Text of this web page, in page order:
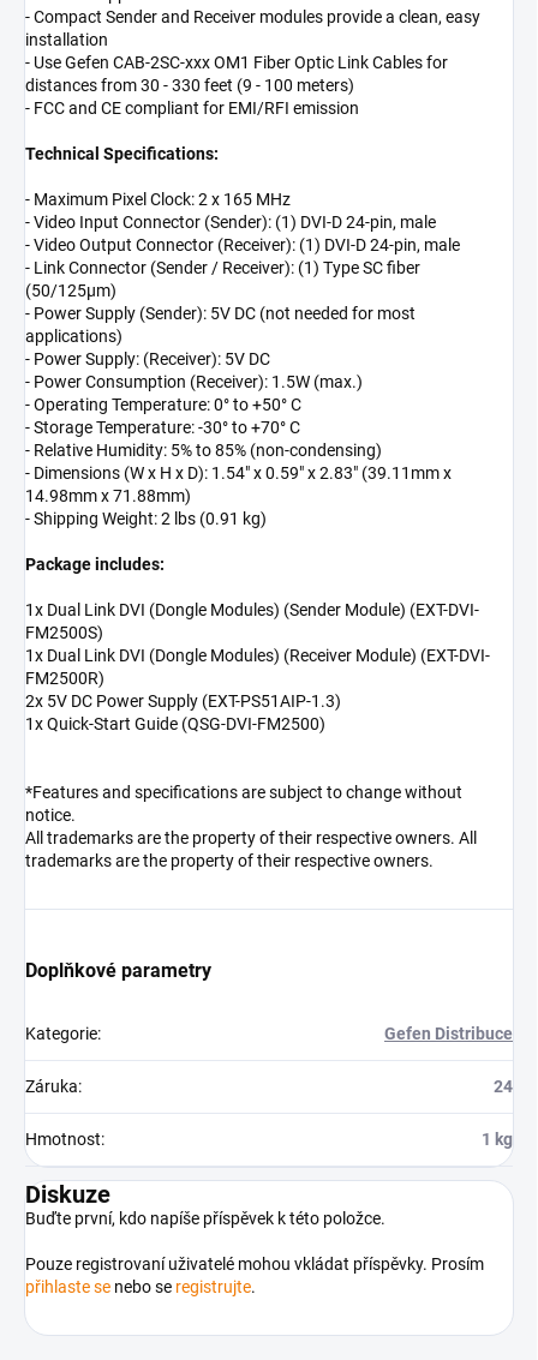
- Compact Sender and Receiver modules provide a clean, easy
installation
- Use Gefen CAB-2SC-xxx OM1 Fiber Optic Link Cables for
distances from 30 - 330 feet (9 - 100 meters)
- FCC and CE compliant for EMI/RFI emission
Technical Specifications:
- Maximum Pixel Clock: 2 x 165 MHz
- Video Input Connector (Sender): (1) DVI-D 24-pin, male
- Video Output Connector (Receiver): (1) DVI-D 24-pin, male
- Link Connector (Sender / Receiver): (1) Type SC fiber
(50/125µm)
- Power Supply (Sender): 5V DC (not needed for most
applications)
- Power Supply: (Receiver): 5V DC
- Power Consumption (Receiver): 1.5W (max.)
- Operating Temperature: 0° to +50° C
- Storage Temperature: -30° to +70° C
- Relative Humidity: 5% to 85% (non-condensing)
- Dimensions (W x H x D): 1.54" x 0.59" x 2.83" (39.11mm x
14.98mm x 71.88mm)
- Shipping Weight: 2 lbs (0.91 kg)
Package includes:
1x Dual Link DVI (Dongle Modules) (Sender Module) (EXT-DVI-
FM2500S)
1x Dual Link DVI (Dongle Modules) (Receiver Module) (EXT-DVI-
FM2500R)
2x 5V DC Power Supply (EXT-PS51AIP-1.3)
1x Quick-Start Guide (QSG-DVI-FM2500)
*Features and specifications are subject to change without
notice.
All trademarks are the property of their respective owners. All
trademarks are the property of their respective owners.
Doplňkové parametry
Kategorie: Gefen Distribuce
Záruka: 24
Hmotnost: 1 kg
Diskuze
Buďte první, kdo napíše příspěvek k této položce.
Pouze registrovaní uživatelé mohou vkládat příspěvky. Prosím
přihlaste se nebo se registrujte.